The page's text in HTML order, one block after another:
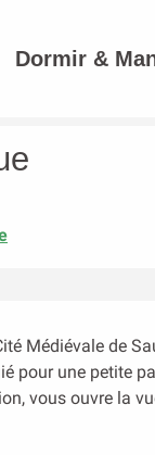
Dormir &
Médiévale de
pour une petite
vous ouvre la